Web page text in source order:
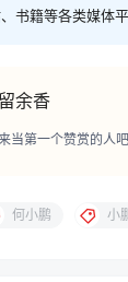
书籍等各类媒体
余香
当第一个赞赏的人吧
何小鹏 小